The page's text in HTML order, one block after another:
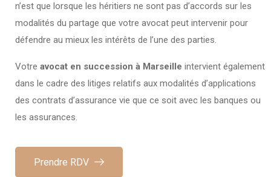
n’est que lorsque les héritiers ne sont pas d’accords sur les
modalités du partage que votre avocat peut intervenir pour
défendre au mieux les intérêts de l’une des parties.
Votre avocat en succession à Marseille intervient également
dans le cadre des litiges relatifs aux modalités d’applications
des contrats d’assurance vie que ce soit avec les banques ou
les assurances.
Prendre RDV